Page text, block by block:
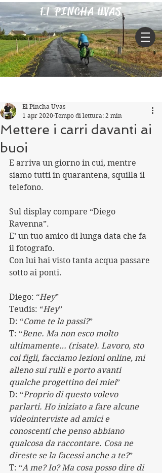
EL PINCHA UVAS
Mettere i carri davanti ai
buoi
El Pincha Uvas
1 apr 2020 Tempo di lettura: 2 min
E arriva un giorno in cui, mentre
siamo tutti in quarantena, squilla il
telefono.
Sul display compare “Diego
Ravenna”.
E’ un tuo amico di lunga data che fa
il fotografo.
Con lui hai visto tanta acqua passare
sotto ai ponti.
Diego: “Hey”
Teudis: “Hey”
D: “Come te la passi?”
T: “Bene. Ma non esco molto
ultimamente… (risate). Lavoro, sto
coi figli, facciamo lezioni online, mi
alleno sui rulli e porto avanti
qualche progettino dei miei”
D: “Proprio di questo volevo
parlarti. Ho iniziato a fare alcune
videointerviste ad amici e
conoscenti che penso abbiano
qualcosa da raccontare. Cosa ne
direste se la facessi anche a te?”
T: “A me? Io? Ma cosa posso dire di